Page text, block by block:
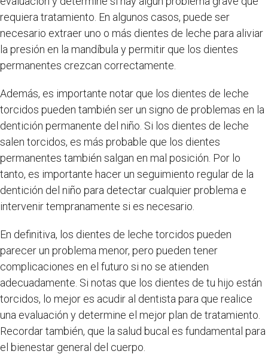
requiera tratamiento. En algunos casos, puede ser
necesario extraer uno o más dientes de leche para aliviar
la presión en la mandíbula y permitir que los dientes
permanentes crezcan correctamente.
Además, es importante notar que los dientes de leche
torcidos pueden también ser un signo de problemas en la
dentición permanente del niño. Si los dientes de leche
salen torcidos, es más probable que los dientes
permanentes también salgan en mal posición. Por lo
tanto, es importante hacer un seguimiento regular de la
dentición del niño para detectar cualquier problema e
intervenir tempranamente si es necesario.
En definitiva, los dientes de leche torcidos pueden
parecer un problema menor, pero pueden tener
complicaciones en el futuro si no se atienden
adecuadamente. Si notas que los dientes de tu hijo están
torcidos, lo mejor es acudir al dentista para que realice
una evaluación y determine el mejor plan de tratamiento.
Recordar también, que la salud bucal es fundamental para
el bienestar general del cuerpo.